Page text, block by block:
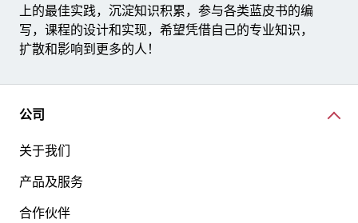
上的最佳实践，沉淀知识积累，参与各类蓝皮书的编
写，课程的设计和实现，希望凭借自己的专业知识，
扩散和影响到更多的人！
公司
关于我们
产品及服务
合作伙伴